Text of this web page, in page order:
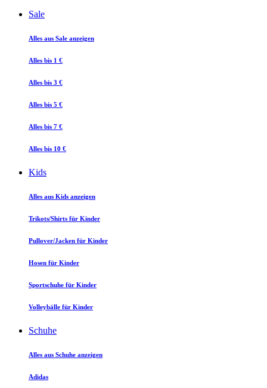
Sale
Alles aus Sale anzeigen
Alles bis 1 €
Alles bis 3 €
Alles bis 5 €
Alles bis 7 €
Alles bis 10 €
Kids
Alles aus Kids anzeigen
Trikots/Shirts für Kinder
Pullover/Jacken für Kinder
Hosen für Kinder
Sportschuhe für Kinder
Volleybälle für Kinder
Schuhe
Alles aus Schuhe anzeigen
Adidas